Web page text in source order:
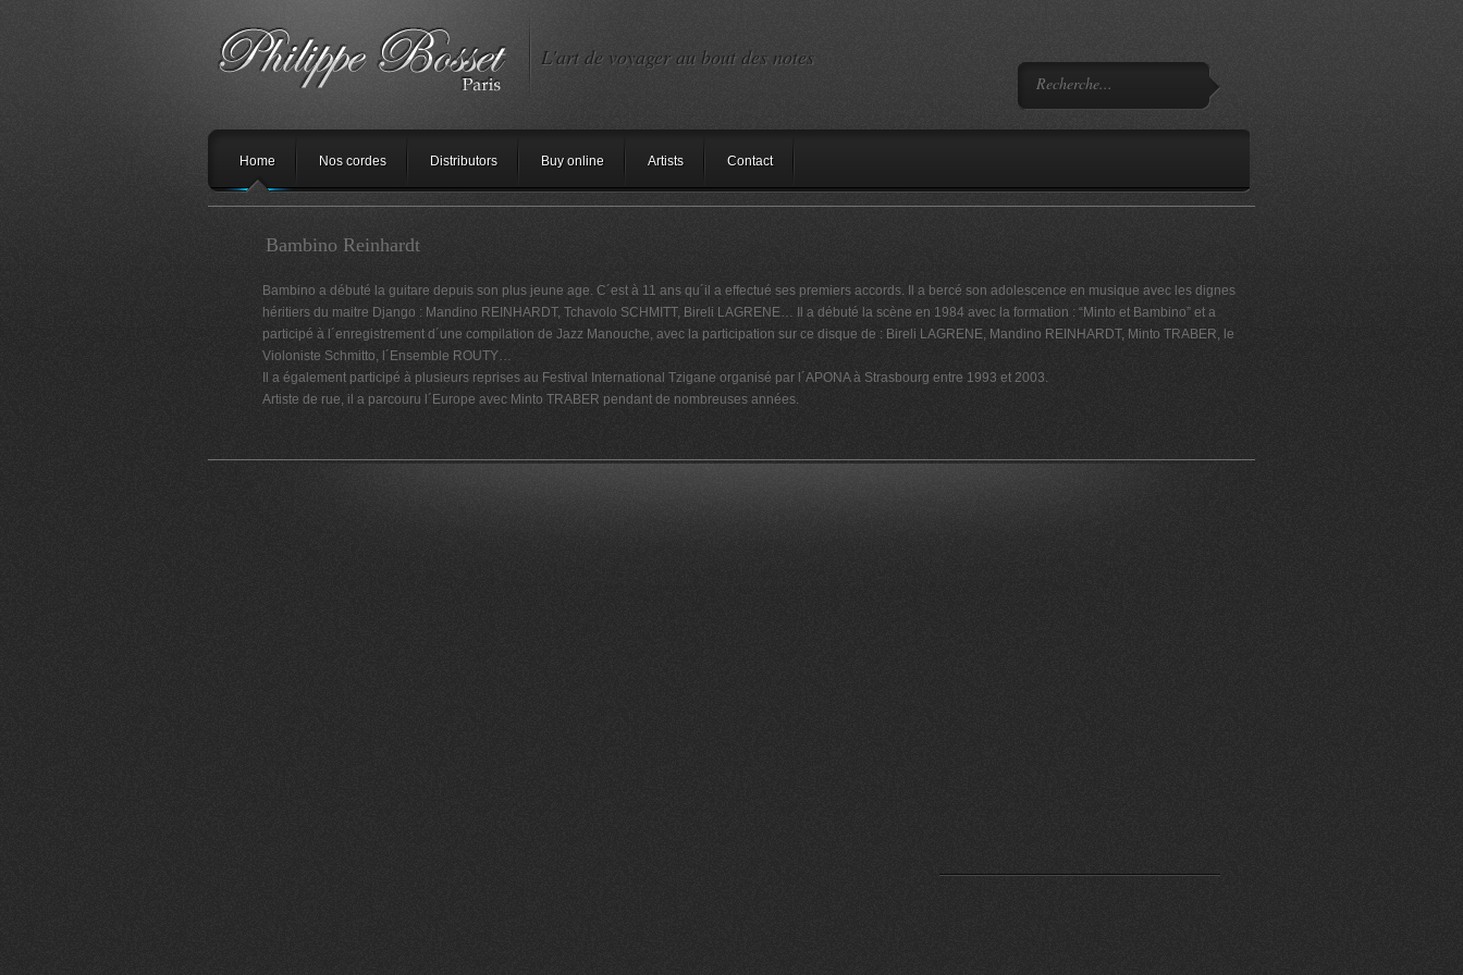
L'art de voyager au bout des notes
Home Nos cordes Distributors Buy online Artists Contact
Bambino Reinhardt
Bambino a débuté la guitare depuis son plus jeune age. C´est à 11 ans qu´il a effectué ses premiers accords. Il a bercé son adolescence en musique avec les dignes
héritiers du maitre Django : Mandino REINHARDT, Tchavolo SCHMITT, Bireli LAGRENE… Il a débuté la scène en 1984 avec la formation : “Minto et Bambino” et a
participé à l´enregistrement d´une compilation de Jazz Manouche, avec la participation sur ce disque de : Bireli LAGRENE, Mandino REINHARDT, Minto TRABER, le
Violoniste Schmitto, l´Ensemble ROUTY…
Il a également participé à plusieurs reprises au Festival International Tzigane organisé par l´APONA à Strasbourg entre 1993 et 2003.
Artiste de rue, il a parcouru l´Europe avec Minto TRABER pendant de nombreuses années.